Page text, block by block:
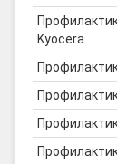
Kyocera